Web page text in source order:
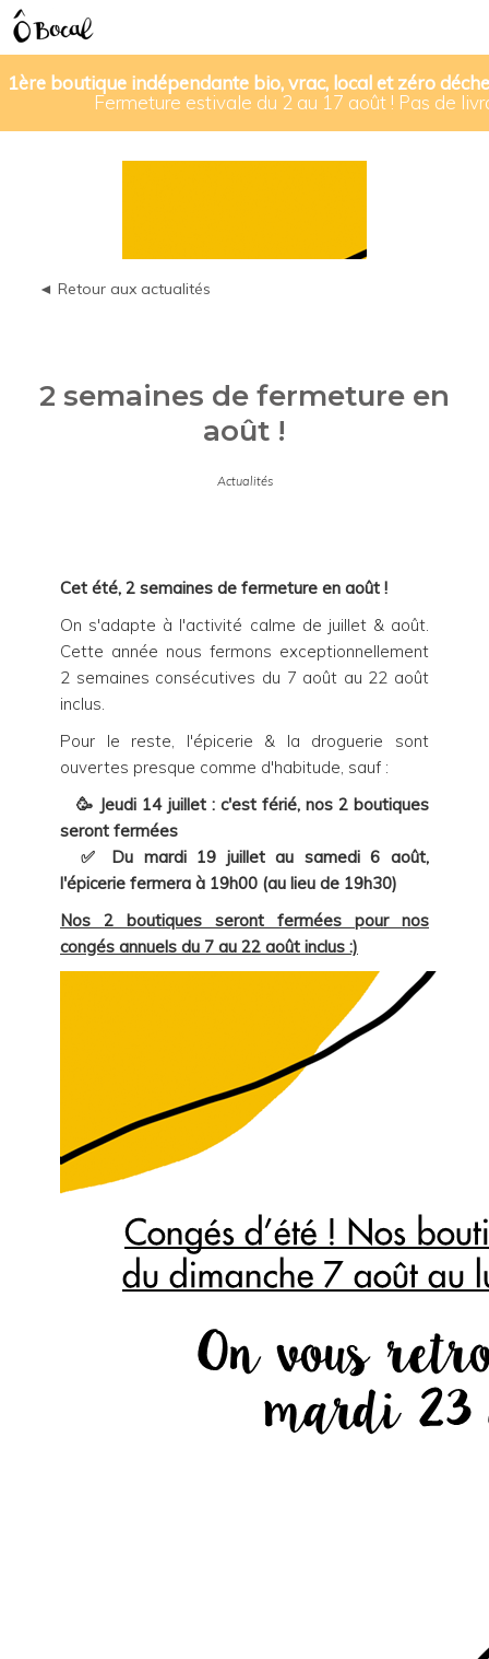
1ère boutique indépendante bio, vrac, local et zéro
Fermeture estivale du 2 au 17 août ! Pas de
◄ Retour aux actualités
2 semaines de fermeture en
août !
Actualités
Cet été, 2 semaines de fermeture en août !
On s'adapte à l'activité calme de juillet & août.
Cette année nous fermons exceptionnellement
2 semaines consécutives du 7 août au 22 août
inclus.
Pour le reste, l'épicerie & la droguerie sont
ouvertes presque comme d'habitude, sauf :
🥳 Jeudi 14 juillet : c'est férié, nos 2 boutiques
seront fermées
✅ Du mardi 19 juillet au samedi 6 août,
l'épicerie fermera à 19h00 (au lieu de 19h30)
Nos 2 boutiques seront fermées pour nos
congés annuels du 7 au 22 août inclus :)